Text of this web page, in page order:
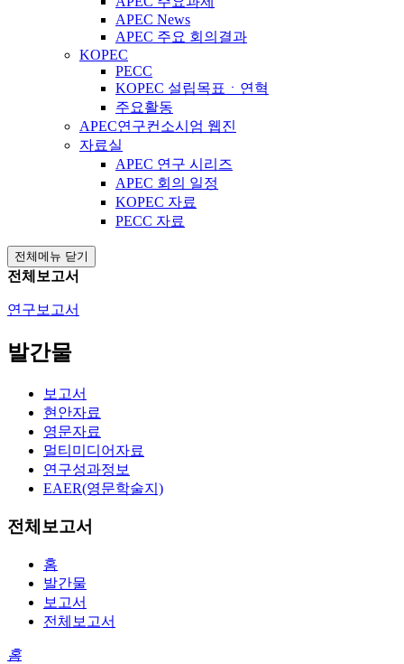
APEC News
APEC 주요 회의결과
KOPEC
PECC
KOPEC 설립목표ㆍ연혁
주요활동
APEC연구컨소시엄 웹진
자료실
APEC 연구 시리즈
APEC 회의 일정
KOPEC 자료
PECC 자료
전체메뉴 닫기
전체보고서
연구보고서
발간물
보고서
현안자료
영문자료
멀티미디어자료
연구성과정보
EAER(영문학술지)
전체보고서
홈
발간물
보고서
전체보고서
홈